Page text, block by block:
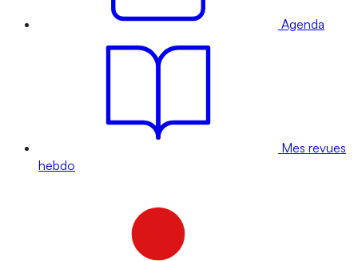
Agenda
Mes revues
hebdo